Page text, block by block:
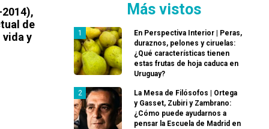
de
vida y
Más vistos
En Perspectiva Interior | Peras,
duraznos, pelones y ciruelas:
¿Qué características tienen
estas frutas de hoja caduca en
Uruguay?
La Mesa de Filósofos | Ortega
y Gasset, Zubiri y Zambrano:
¿Cómo puede ayudarnos a
pensar la Escuela de Madrid en